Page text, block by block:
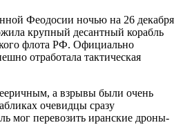
Феодосии ночью на 26 декабря
крупный десантный корабль
флота РФ. Официально
отработала тактическая
а взрывы были очень
очевидцы сразу
мог перевозить иранские дроны-